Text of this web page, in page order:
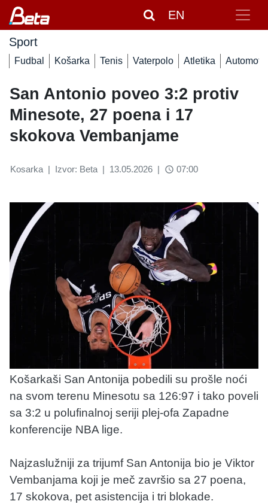
EN
Sport
Fudbal Košarka Tenis Vaterpolo Atletika Automoto
San Antonio poveo 3:2 protiv
Minesote, 27 poena i 17
skokova Vembanjame
Kosarka | Izvor: Beta | 13.05.2026 | access_time 07:00
Košarkaši San Antonija pobedili su prošle noći
na svom terenu Minesotu sa 126:97 i tako poveli
sa 3:2 u polufinalnoj seriji plej-ofa Zapadne
konferencije NBA lige.
Najzaslužniji za trijumf San Antonija bio je Viktor
Vembanjama koji je meč završio sa 27 poena,
17 skokova, pet asistencija i tri blokade.